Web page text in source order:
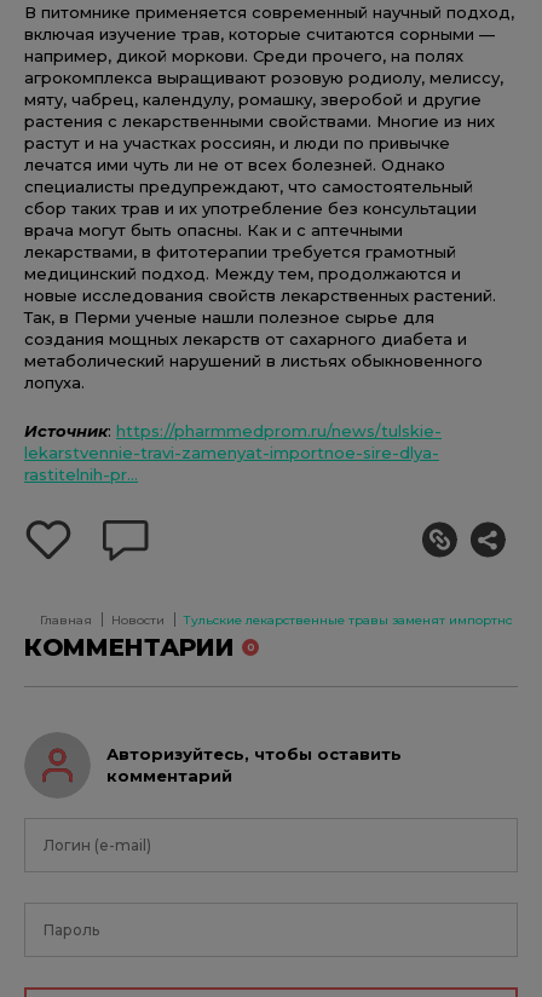
В питомнике применяется современный научный подход,
включая изучение трав, которые считаются сорными —
например, дикой моркови. Среди прочего, на полях
агрокомплекса выращивают розовую родиолу, мелиссу,
мяту, чабрец, календулу, ромашку, зверобой и другие
растения с лекарственными свойствами. Многие из них
растут и на участках россиян, и люди по привычке
лечатся ими чуть ли не от всех болезней. Однако
специалисты предупреждают, что самостоятельный
сбор таких трав и их употребление без консультации
врача могут быть опасны. Как и с аптечными
лекарствами, в фитотерапии требуется грамотный
медицинский подход. Между тем, продолжаются и
новые исследования свойств лекарственных растений.
Так, в Перми ученые нашли полезное сырье для
создания мощных лекарств от сахарного диабета и
метаболический нарушений в листьях обыкновенного
лопуха.
Источник: https://pharmmedprom.ru/news/tulskie-
lekarstvennie-travi-zamenyat-importnoe-sire-dlya-
rastitelnih-pr...
добавить
себе
Главная Новости Тульские лекарственные травы заменят импортное
КОММЕНТАРИИ 0
Авторизуйтесь, чтобы оставить
комментарий